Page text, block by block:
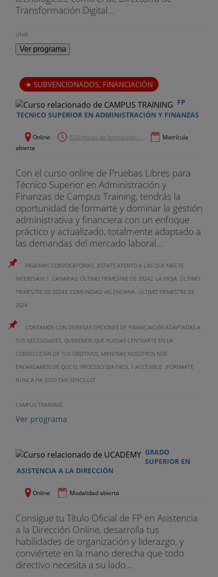
éxito pueden asesorar en el proceso de creación
de su propia empresa y/o cogestionarla con el
y económico.
Transformación Digital...
UNIR
Ver programa
SUBVENCIONADOS, FINANCIACIÓN
FP
TECNICO SUPERIOR EN ADMINISTRACIÓN Y FINANZAS
Online 570 Horas de formación /...
Matrícula
abierta
Con el curso online de Pruebas Libres para
Técnico Superior en Administración y
Finanzas de Campus Training, tendrás la
oportunidad de formarte y dominar la gestión
administrativa y financiera con un enfoque
práctico y actualizado, totalmente adaptado a
las demandas del mercado laboral...
PRóXIMAS CONVOCATORIAS, ¡ESTATE ATENTO A LAS QUE MáS TE
INTERESAN!:1. CANARIAS: ÚLTIMO TRIMESTRE DE 20242. LA RIOJA: ÚLTIMO
TRIMESTRE DE 20243. COMUNIDAD VALENCIANA: ÚLTIMO TRIMESTRE DE
2024
CONTAMOS CON DIVERSAS OPCIONES DE FINANCIACIóN ADAPTADAS A
TUS NECESIDADES. QUEREMOS QUE PUEDAS CENTRARTE EN LA
CONSECUCIóN DE TUS OBJETIVOS, MIENTRAS NOSOTROS NOS
ENCARGAMOS DE QUE EL PROCESO SEA FáCIL Y ACCESIBLE. ¡FORMARTE
NUNCA HA SIDO TAN SENCILLO!
CAMPUS TRAINING
Ver programa
GRADO
SUPERIOR EN
ASISTENCIA A LA DIRECCIÓN
Online Modalidad abierta
Consigue tu Título Oficial de FP en Asistencia
a la Dirección Online, desarrolla tus
habilidades de organización y liderazgo, y
conviértete en la mano derecha que todo
directivo necesita a su lado...